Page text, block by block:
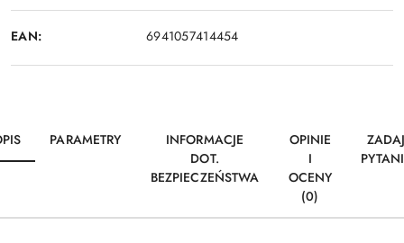
EAN: 6941057414454
PARAMETRY
INFORMACJE
DOT.
BEZPIECZEŃSTWA
OPINIE
I
OCENY
(0)